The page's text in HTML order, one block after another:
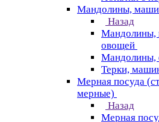
Мандолины,
Назад
Мандолины,
овощей
Мандолины,
Терки,
Мерная посуда
мерные)
Назад
Мерная